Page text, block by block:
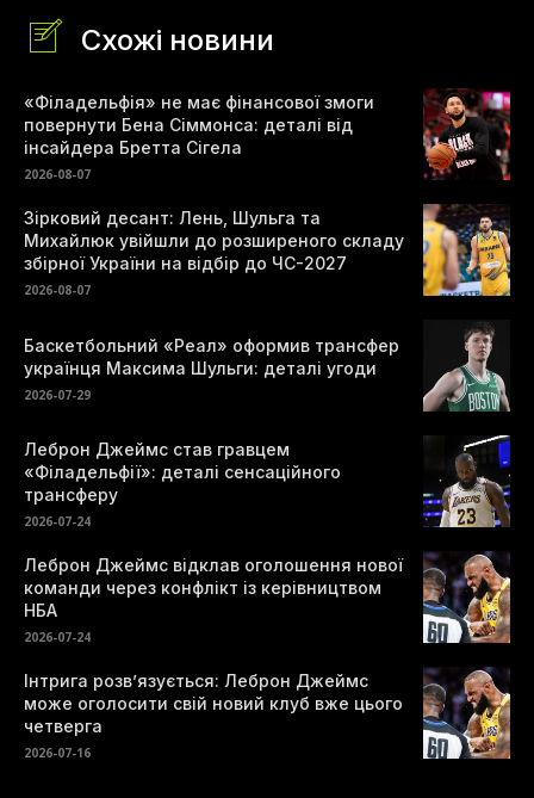
Схожі новини
«Філадельфія» не має фінансової змоги
повернути Бена Сіммонса: деталі від
інсайдера Бретта Сігела
2026-08-07
Зірковий десант: Лень, Шульга та
Михайлюк увійшли до розширеного складу
збірної України на відбір до ЧС-2027
2026-08-07
Баскетбольний «Реал» оформив трансфер
українця Максима Шульги: деталі угоди
2026-07-29
Леброн Джеймс став гравцем
«Філадельфії»: деталі сенсаційного
трансферу
2026-07-24
Леброн Джеймс відклав оголошення нової
команди через конфлікт із керівництвом
НБА
2026-07-24
Інтрига розв’язується: Леброн Джеймс
може оголосити свій новий клуб вже цього
четверга
2026-07-16